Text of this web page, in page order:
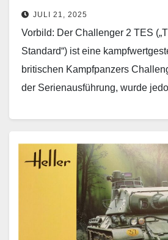
JULI 21, 2025
Vorbild: Der Challenger 2 TES
Standard“) ist eine
britischen Kampfpanzers
der Serienausführung, wurde